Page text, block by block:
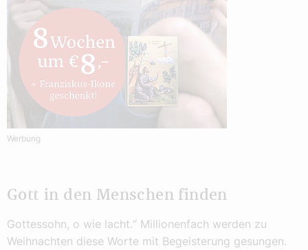
Werbung
Gott in den Menschen finden
Gottessohn, o wie lacht.“ Millionenfach werden zu
Weihnachten diese Worte mit Begeisterung gesungen.